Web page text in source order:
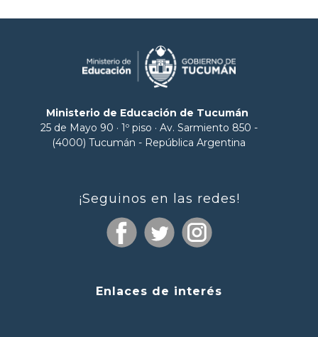
Ministerio de Educación de Tucumán
25 de Mayo 90 · 1º piso · Av. Sarmiento 850 -
(4000) Tucumán - República Argentina
¡Seguinos en las redes!
Enlaces de interés